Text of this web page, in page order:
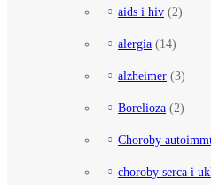
aids i hiv (2)
alergia (14)
alzheimer (3)
Borelioza (2)
Choroby
choroby serca i